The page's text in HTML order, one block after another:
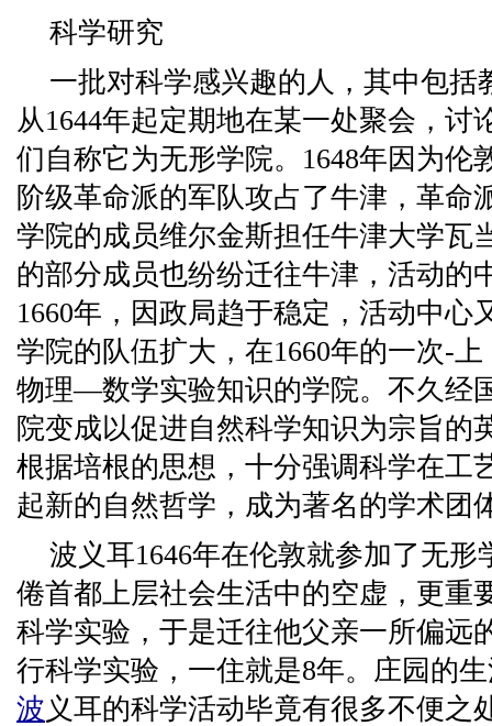
科学研究
一批对科学感兴趣的人，其中包括
从1644年起定期地在某一处聚会，讨
们自称它为无形学院。1648年因为伦
阶级革命派的军队攻占了牛津，革命
学院的成员维尔金斯担任牛津大学瓦
的部分成员也纷纷迁往牛津，活动的
1660年，因政局趋于稳定，活动中心
学院的队伍扩大，在1660年的一次-
物理—数学实验知识的学院。不久经
院变成以促进自然科学知识为宗旨的
根据培根的思想，十分强调科学在工
起新的自然哲学，成为著名的学术团
波义耳1646年在伦敦就参加了无
倦首都上层社会生活中的空虚，更重
科学实验，于是迁往他父亲一所偏远
行科学实验，一住就是8年。庄园的
波 义耳的科学活动毕竟有很多不便之